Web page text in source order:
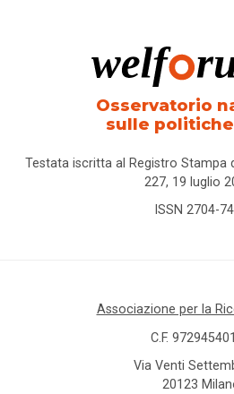
Osservatorio
sulle
Testata iscritta al Registro Stampa
227, 19 luglio
ISSN 2704-
Associazione per la
C.F.
Via Venti
20123